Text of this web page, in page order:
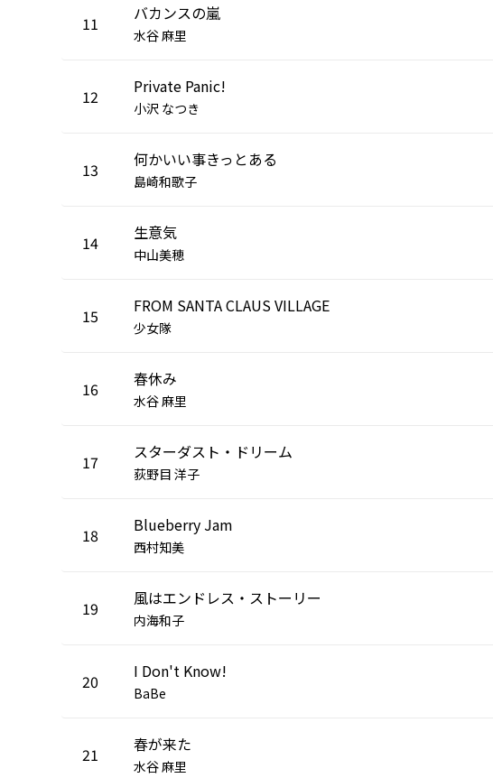
11 バカンスの嵐
水谷 麻里
12 Private Panic!
小沢 なつき
13 何かいい事きっとある
島崎和歌子
14 生意気
中山美穂
15 FROM SANTA CLAUS VILLAGE
少女隊
16 春休み
水谷 麻里
17 スターダスト・ドリーム
荻野目 洋子
18 Blueberry Jam
西村知美
19 風はエンドレス・ストーリー
内海和子
20 I Don't Know!
BaBe
21 春が来た
水谷 麻里